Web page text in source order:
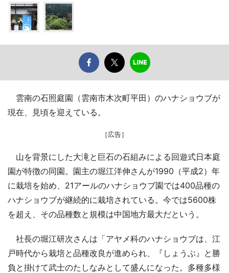
雲南の石照庭園（雲南市木次町平田）のハナショウブが
現在、見頃を迎えている。
［広告］
山を背景にした大滝と巨石の石組みによる回遊式日本庭
園が特徴の同園。園主の堀江洋伸さんが1990（平成2）年
に栽培を始め、21アールのハナショウブ園では400品種の
ハナショウブが継続的に栽培されている。今では5600株
を超え、その品種数と規模は中国地方最大だという。
社長の堀江研次さんは「アヤメ科のハナショウブは、江
戸時代から栽培と品種改良が進められ、『しょうぶ』と勝
負と掛けて武士のたしなみとして盛んになった。多種多様